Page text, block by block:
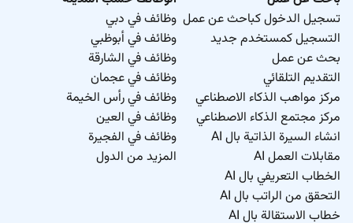
تسجيل الدخول كباحث عن عمل
التسجيل كمستخدم جديد
بحث عن عمل
التقديم التلقائي
مركز مواهب الذكاء الاصطناعي
مركز مجتمع الذكاء الاصطناعي
انشاء السيرة الذاتية بال AI
مقابلات العمل AI
الخطاب التعريفي بال AI
التحقق من الراتب بال AI
خطاب الاستقالة بال AI
وظائف في دبي
وظائف في أبوظبي
وظائف في الشارقة
وظائف في عجمان
وظائف في رأس الخيمة
وظائف في العين
وظائف في الفجيرة
المزيد من الدول